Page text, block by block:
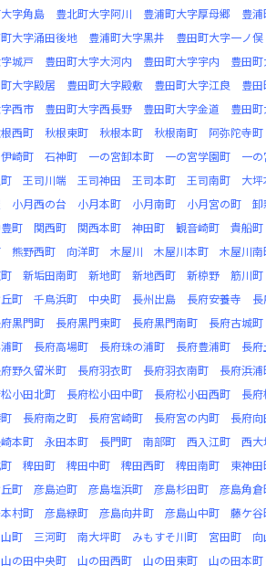
字角島 豊北町大字阿川 豊浦町大字厚母郷 豊
大字涌田後地 豊浦町大字黒井 豊田町大字一ノ俣
城戸 豊田町大字大河内 豊田町大字宇内 豊田
大字殿居 豊田町大字殿敷 豊田町大字江良 豊
西市 豊田町大字西長野 豊田町大字金道 豊田
西町 秋根東町 秋根本町 秋根南町 阿弥陀寺町
伊崎町 石神町 一の宮卸本町 一の宮学園町 一
王司川端 王司神田 王司本町 王司南町 大
小月西の台 小月本町 小月南町 小月宮の町 卸
町 関西町 関西本町 神田町 観音崎町 貴船町
熊野西町 向洋町 木屋川 木屋川本町 木屋川南
新垢田南町 新地町 新地西町 新椋野 筋川町
町 千鳥浜町 中央町 長州出島 長府安養寺
黒門町 長府黒門東町 長府黒門南町 長府古城町
町 長府高場町 長府珠の浦町 長府豊浦町 長
野久留米町 長府羽衣町 長府羽衣南町 長府浜浦
小田北町 長府松小田中町 長府松小田西町 長
長府南之町 長府宮崎町 長府宮の内町 長府
本町 永田本町 長門町 南部町 西入江町 西大
稗田町 稗田中町 稗田西町 稗田南町 東神田
町 彦島迫町 彦島塩浜町 彦島杉田町 彦島角倉
村町 彦島緑町 彦島向井町 彦島山中町 藤ケ谷
町 三河町 南大坪町 みもすそ川町 宮田町
山の田中央町 山の田西町 山の田東町 山の田本町